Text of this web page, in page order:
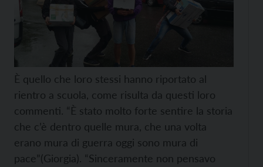
È quello che loro stessi hanno riportato al
rientro a scuola, come risulta da questi loro
commenti. “È stato molto forte sentire la storia
che c’è dentro quelle mura, che una volta
erano mura di guerra oggi sono mura di
pace”(Giorgia). “Sinceramente non pensavo